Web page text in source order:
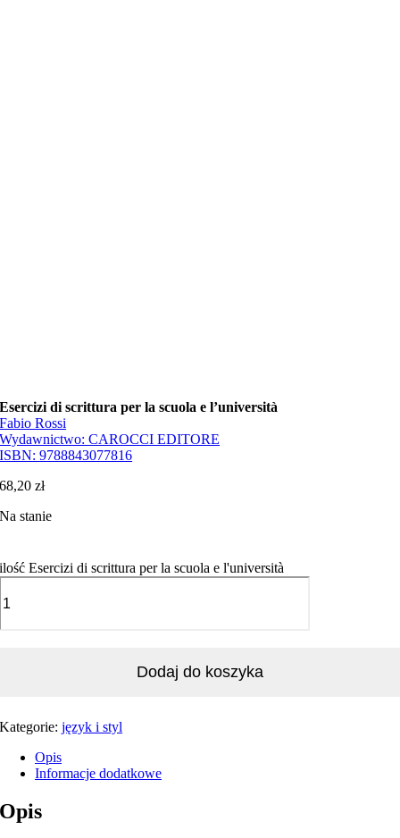
Esercizi di scrittura per la scuola e l’università
Fabio Rossi
Wydawnictwo:CAROCCI EDITORE
ISBN:9788843077816
68,20zł
Na stanie
ilość Esercizi di scrittura per la scuola e l'università
Dodaj do koszyka
Kategorie:język i styl
Opis
Informacje dodatkowe
Opis